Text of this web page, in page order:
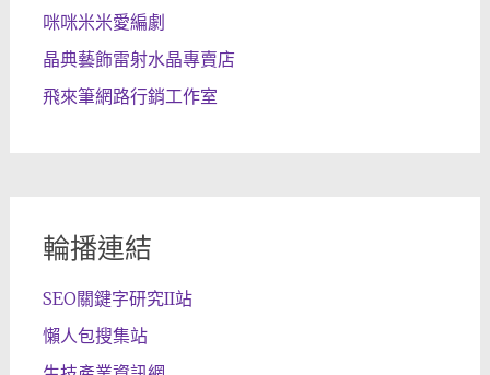
咪咪米米愛編劇
晶典藝飾雷射水晶專賣店
飛來筆網路行銷工作室
輪播連結
SEO關鍵字研究II站
懶人包搜集站